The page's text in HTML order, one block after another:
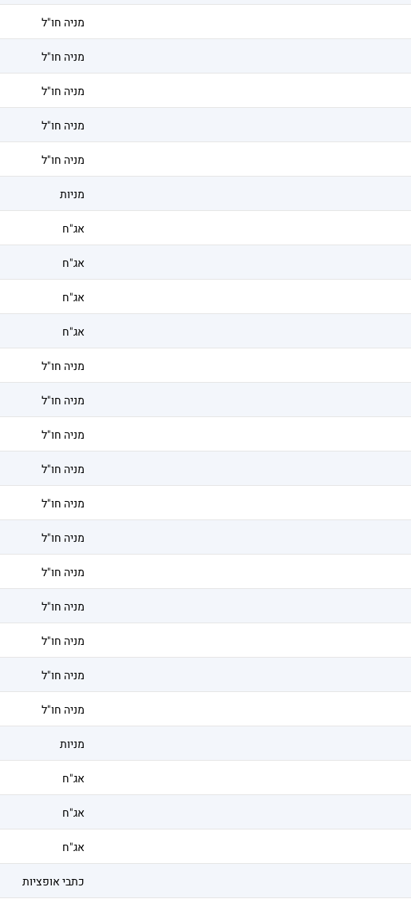
מניה חו"ל
מניה חו"ל
מניה חו"ל
מניה חו"ל
מניה חו"ל
מניות
אג"ח
אג"ח
אג"ח
אג"ח
מניה חו"ל
מניה חו"ל
מניה חו"ל
מניה חו"ל
מניה חו"ל
מניה חו"ל
מניה חו"ל
מניה חו"ל
מניה חו"ל
מניה חו"ל
מניה חו"ל
מניות
אג"ח
אג"ח
אג"ח
כתבי אופציות